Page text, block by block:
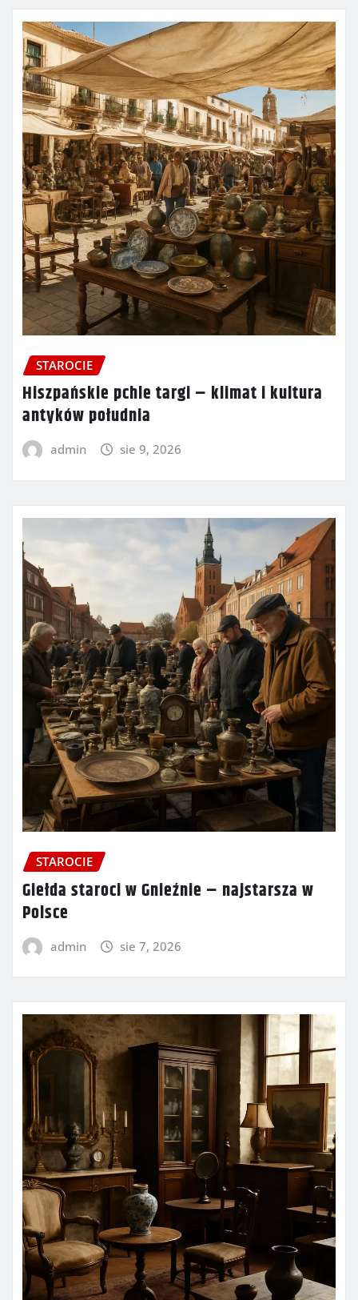
STAROCIE
Hiszpańskie pchle targi – klimat i kultura
antyków południa
admin sie 9, 2026
STAROCIE
Giełda staroci w Gnieźnie – najstarsza w
Polsce
admin sie 7, 2026